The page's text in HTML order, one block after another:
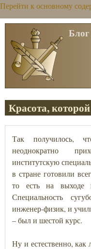
Перейти к основному
Красота,
Так получилось,
неоднократно
институтскую
в стране готовили
то есть на выходе
Специальность
инженер-физик, и
– был и шестой курс.
Ну и естественно, как